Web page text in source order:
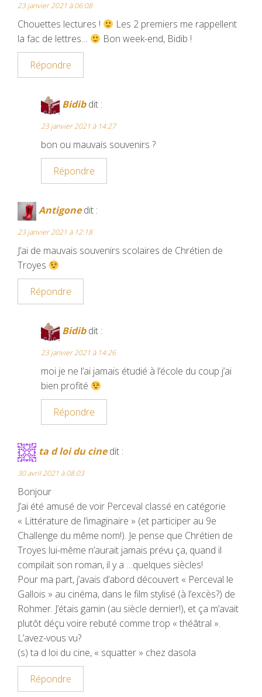
23 janvier 2021 à 06:08
Chouettes lectures !
Les 2 premiers me rappellent
la fac de lettres…
Bon week-end, Bidib !
Répondre
Bidib dit :
23 janvier 2021 à 14:27
bon ou mauvais souvenirs ?
Répondre
Antigone dit :
23 janvier 2021 à 12:18
J’ai de mauvais souvenirs scolaires de Chrétien de
Troyes
Répondre
Bidib dit :
23 janvier 2021 à 14:26
moi je ne l’ai jamais étudié à l’école du coup j’ai
bien profité
Répondre
ta d loi du cine dit :
30 avril 2021 à 08:03
Bonjour
J’ai été amusé de voir Perceval classé en catégorie
« Littérature de l’imaginaire » (et participer au 9e
Challenge du même nom!). Je pense que Chrétien de
Troyes lui-même n’aurait jamais prévu ça, quand il
compilait son roman, il y a …quelques siècles!
Pour ma part, j’avais d’abord découvert « Perceval le
Gallois » au cinéma, dans le film stylisé (à l’excès?) de
Rohmer. J’étais gamin (au siècle dernier!), et ça m’avait
plutôt déçu voire rebuté comme trop « théâtral ».
L’avez-vous vu?
(s) ta d loi du cine, « squatter » chez dasola
Répondre